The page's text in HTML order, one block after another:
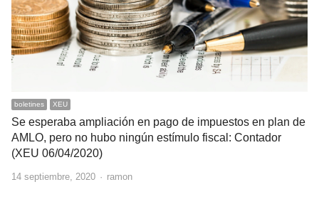
boletines XEU
Se esperaba ampliación en pago de impuestos en plan de
AMLO, pero no hubo ningún estímulo fiscal: Contador
(XEU 06/04/2020)
14 septiembre, 2020 Author
ramon